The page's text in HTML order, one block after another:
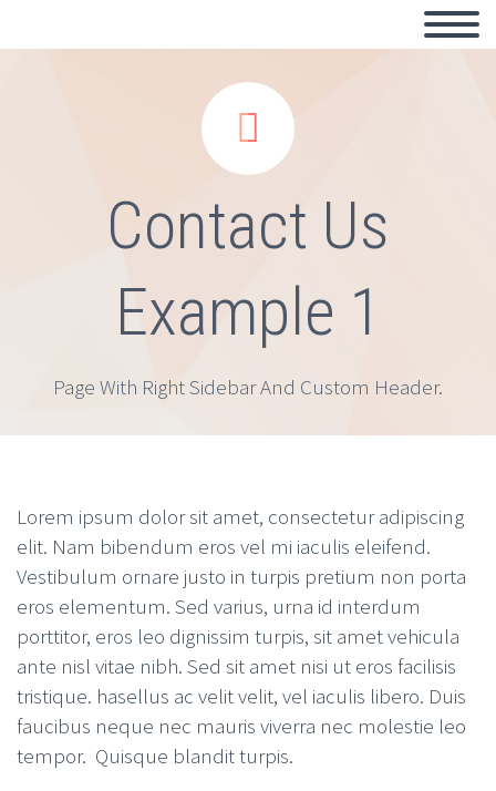


Contact Us
Example 1
Page With Right Sidebar And Custom Header.
Lorem ipsum dolor sit amet, consectetur adipiscing
elit. Nam bibendum eros vel mi iaculis eleifend.
Vestibulum ornare justo in turpis pretium non porta
eros elementum. Sed varius, urna id interdum
porttitor, eros leo dignissim turpis, sit amet vehicula
ante nisl vitae nibh. Sed sit amet nisi ut eros facilisis
tristique. hasellus ac velit velit, vel iaculis libero. Duis
faucibus neque nec mauris viverra nec molestie leo
tempor. Quisque blandit turpis.